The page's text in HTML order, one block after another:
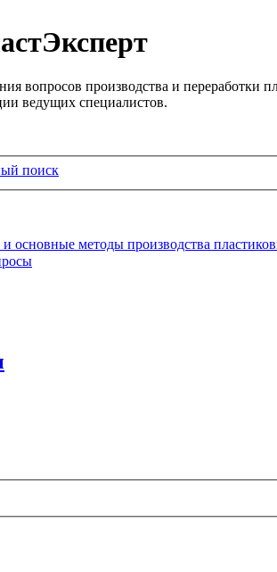
вопросов производства и переработки
ведущих специалистов.
поиск
основные методы производства